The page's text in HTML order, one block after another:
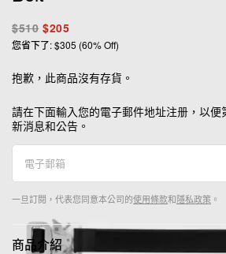
$510 $205
您省下了: $305 (60% Off)
抱歉，此商品沒有存貨。
請在下面輸入您的電子郵件地址注册，以便
新消息和公告。
一旦訂閱，代表您同意本公司的使用條款和隱私政策 。
商品介紹